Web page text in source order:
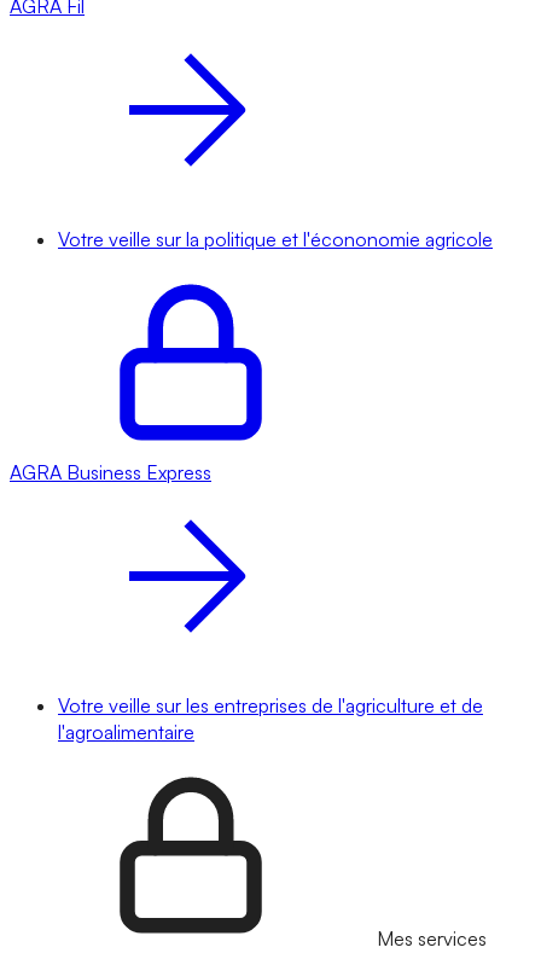
AGRA Fil
Votre veille sur la politique et l'écononomie agricole
AGRA Business Express
Votre veille sur les entreprises de l'agriculture et de
l'agroalimentaire
Mes services